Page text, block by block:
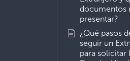
documentos
presentar?
¿Qué pasos
seguir un
para solicitar